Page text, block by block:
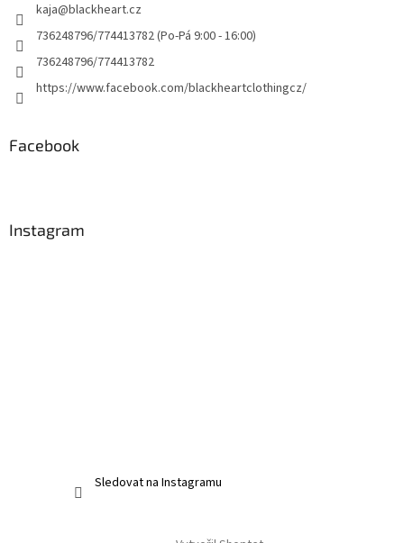
kaja@blackheart.cz
736248796/774413782 (Po-Pá 9:00 - 16:00)
736248796/774413782
https://www.facebook.com/blackheartclothingcz/
Facebook
Instagram
Sledovat na Instagramu